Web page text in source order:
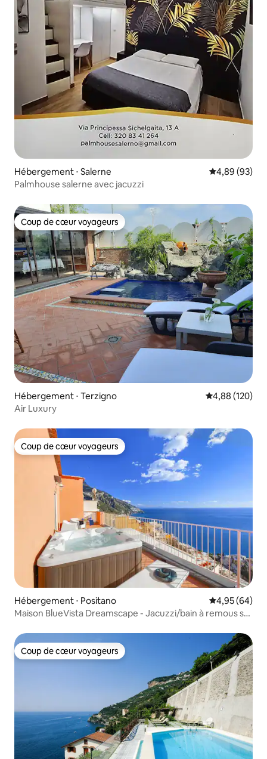
Hébergement ⋅ Salerne Évaluation
4,89 (93)
Palmhouse salerne avec jacuzzi
Coup de cœur voyageurs
Coup de cœur voyageurs
Hébergement ⋅ Terzigno Évaluation
4,88 (120)
Air Luxury
Coup de cœur voyageurs
Coup de cœur voyageurs
Hébergement ⋅ Positano Évaluation
4,95 (64)
Maison BlueVista Dreamscape - Jacuzzi/bain à remous sur
Coup de cœur voyageurs
Coup de cœur voyageurs